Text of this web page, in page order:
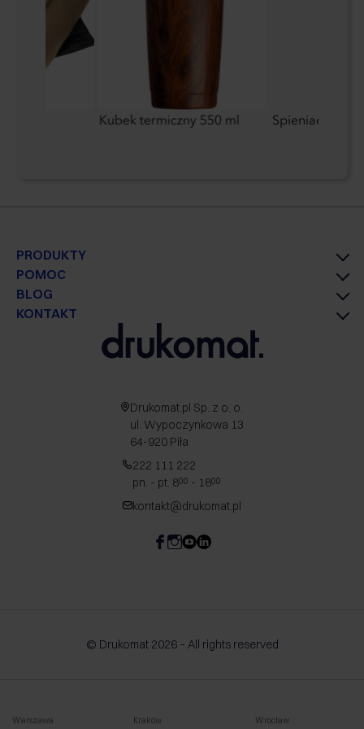
Kubek termiczny 550 ml Spieniacz do
PRODUKTY
POMOC
BLOG
KONTAKT
Drukomat.pl Sp. z o. o.
ul. Wypoczynkowa 13
64-920 Piła
222 111 222
pn. - pt. 800 - 1800
kontakt@drukomat.pl
© Drukomat 2026 – All rights reserved
Warszawa Kraków Wrocław